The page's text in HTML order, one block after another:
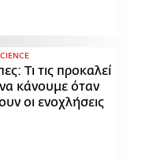
Τι τις προκαλεί
να κάνουμε όταν
οι ενοχλήσεις